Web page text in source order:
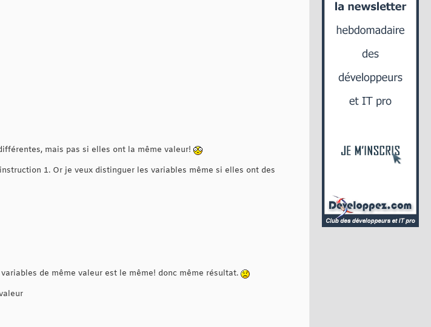
mais pas si elles ont la même valeur!
1. Or je veux distinguer les variables même si elles ont des
de même valeur est le même! donc même résultat.